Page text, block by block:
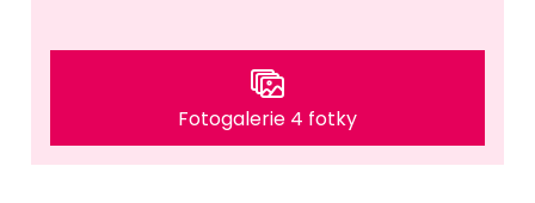
Fotogalerie 4 fotky